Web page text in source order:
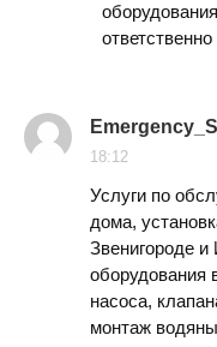
18:12
Услуги по
дома,
Звенигороде
оборудования
насоса,
монтаж